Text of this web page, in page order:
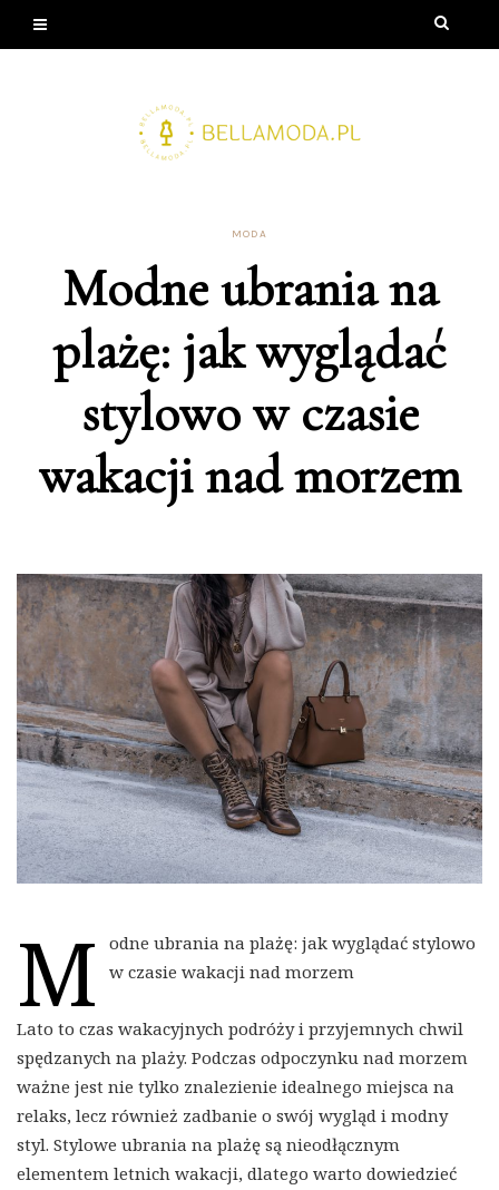
MODA
Modne ubrania na
plażę: jak wyglądać
stylowo w czasie
wakacji nad morzem
M
odne ubrania na plażę: jak wyglądać stylowo
w czasie wakacji nad morzem
Lato to czas wakacyjnych podróży i przyjemnych chwil
spędzanych na plaży. Podczas odpoczynku nad morzem
ważne jest nie tylko znalezienie idealnego miejsca na
relaks, lecz również zadbanie o swój wygląd i modny
styl. Stylowe ubrania na plażę są nieodłącznym
elementem letnich wakacji, dlatego warto dowiedzieć